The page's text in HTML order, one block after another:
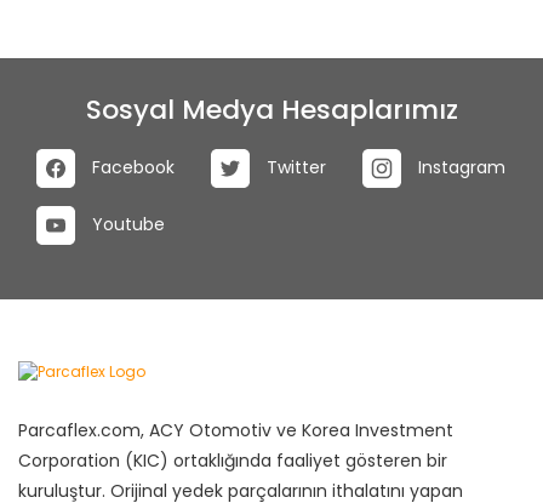
Sosyal Medya Hesaplarımız
Facebook Twitter Instagram
Youtube
Parcaflex.com, ACY Otomotiv ve Korea Investment
Corporation (KIC) ortaklığında faaliyet gösteren bir
kuruluştur. Orijinal yedek parçalarının ithalatını yapan